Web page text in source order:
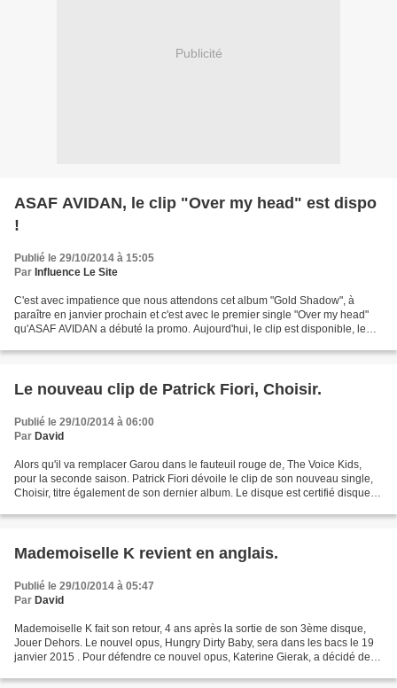
Publicité
ASAF AVIDAN, le clip "Over my head" est dispo
!
Publié le 29/10/2014 à 15:05
Par Influence Le Site
C'est avec impatience que nous attendons cet album "Gold Shadow", à
paraître en janvier prochain et c'est avec le premier single "Over my head"
qu'ASAF AVIDAN a débuté la promo. Aujourd'hui, le clip est disponible, le
Le nouveau clip de Patrick Fiori, Choisir.
Publié le 29/10/2014 à 06:00
Par David
Alors qu'il va remplacer Garou dans le fauteuil rouge de, The Voice Kids,
pour la seconde saison. Patrick Fiori dévoile le clip de son nouveau single,
Choisir, titre également de son dernier album. Le disque est certifié disque
Mademoiselle K revient en anglais.
Publié le 29/10/2014 à 05:47
Par David
Mademoiselle K fait son retour, 4 ans après la sortie de son 3ème disque,
Jouer Dehors. Le nouvel opus, Hungry Dirty Baby, sera dans les bacs le 19
janvier 2015 . Pour défendre ce nouvel opus, Katerine Gierak, a décidé de